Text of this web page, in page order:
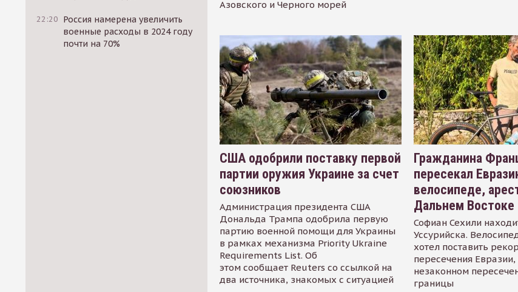
22:20 Россия намерена увеличить
военные расходы в 2024 году
почти на 70%
Азовского и Черного морей
США одобрили поставку первой
партии оружия Украине за счет
союзников
Администрация президента США
Дональда Трампа одобрила первую
партию военной помощи для Украины
в рамках механизма Priority Ukraine
Requirements List. Об
этом сообщает Reuters со ссылкой на
два источника, знакомых с ситуацией
Гражданина
пересекал
велосипеде,
Дальнем Востоке
Софиан Сехили
Уссурийска.
хотел поставить
пересечения
незаконном
границы